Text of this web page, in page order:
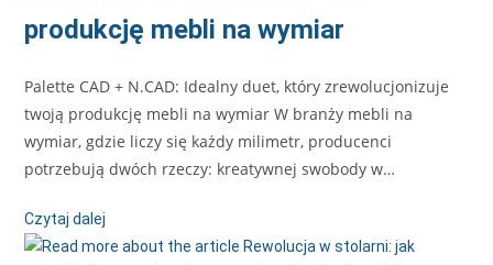
produkcję mebli na wymiar
Palette CAD + N.CAD: Idealny duet, który zrewolucjonizuje
twoją produkcję mebli na wymiar W branży mebli na
wymiar, gdzie liczy się każdy milimetr, producenci
potrzebują dwóch rzeczy: kreatywnej swobody w…
Czytaj dalej